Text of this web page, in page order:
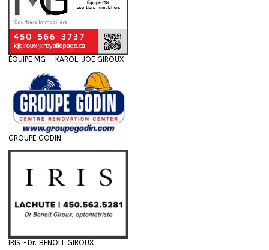
ÉQUIPE MG - KAROL-JOE GIROUX
GROUPE GODIN
IRIS -Dr. BENOIT GIROUX